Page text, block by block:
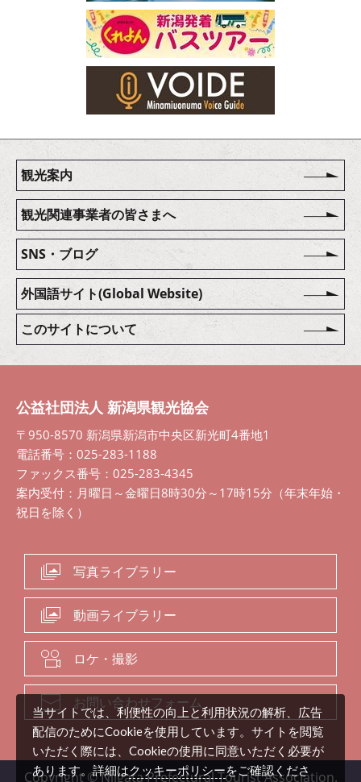
観光案内
観光関連事業者の皆さまへ
SNS・ブログ
外国語サイト(Global Website)
このサイトについて
公益社団法人 新潟県観光協会
〒950-8570 新潟県新潟市中央区新光町4番地1
電話番号：025-283-1188
ファックス番号：025-283-4345
案内受付：月曜日～金曜日8時30分～17時15分（年末年始・
祝日を除く）
写真ライブラリー
動画ライブラリー
ロケ・撮影
お問い合わせフォーム
Copyright © Niigata Prefectural Tourist Association.
当サイトでは、利便性の向上と利用状況の解析、広告
配信のためにCookieを使用しています。サイトを閲覧
いただく際には、Cookieの使用に同意いただく必要が
あります。詳細はクッキーポリシーをご確認くださ